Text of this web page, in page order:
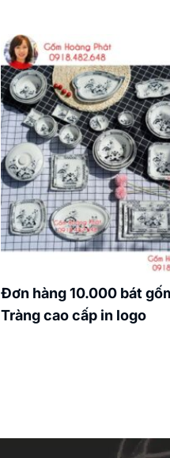
Đơn hàng 10.000 bát
Tràng cao cấp in logo